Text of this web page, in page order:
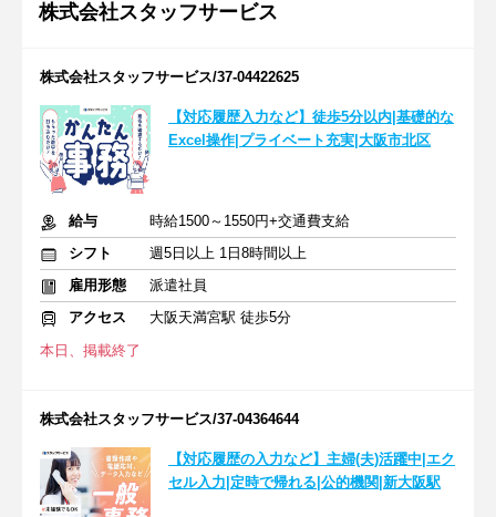
株式会社スタッフサービス
株式会社スタッフサービス/37-04422625
【対応履歴入力など】徒歩5分以内|基礎的な
Excel操作|プライベート充実|大阪市北区
給与
時給1500～1550円+交通費支給
シフト
週5日以上 1日8時間以上
雇用形態
派遣社員
アクセス
大阪天満宮駅 徒歩5分
本日、掲載終了
株式会社スタッフサービス/37-04364644
【対応履歴の入力など】主婦(夫)活躍中|エク
セル入力|定時で帰れる|公的機関|新大阪駅